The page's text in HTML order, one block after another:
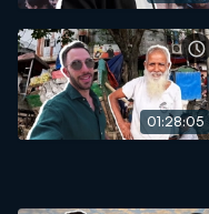
01:28:05